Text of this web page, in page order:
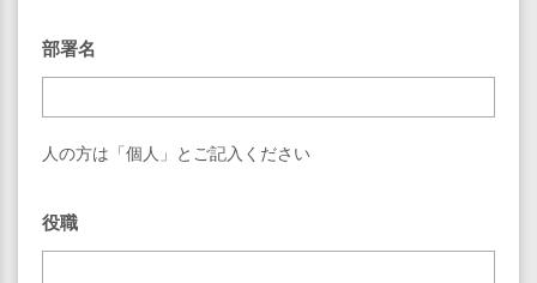
部署名
人の方は「個人」とご記入ください
役職